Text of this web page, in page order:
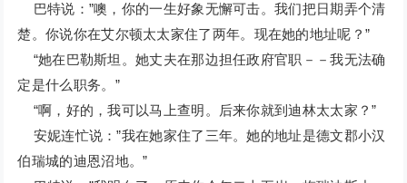
巴特说：”噢，你的一生好象无懈可击。我们把日期弄个清
楚。你说你在艾尔顿太太家住了两年。现在她的地址呢？”
“她在巴勒斯坦。她丈夫在那边担任政府官职－－我无法确
定是什么职务。”
“啊，好的，我可以马上查明。后来你就到迪林太太家？”
安妮连忙说：”我在她家住了三年。她的地址是德文郡小汉
伯瑞城的迪恩沼地。”